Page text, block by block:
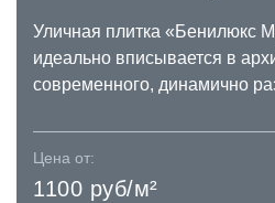
Уличная плитка «Бенилюкс
идеально вписывается в
современного, динамично
Цена от:
1100 руб/м²